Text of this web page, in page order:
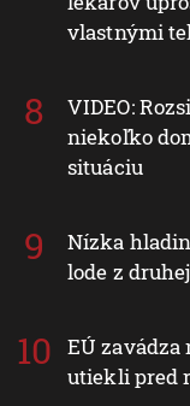
vlastnými
VIDEO:
niekoľko
situáciu
Nízka
lode z
EÚ
utiekli pred